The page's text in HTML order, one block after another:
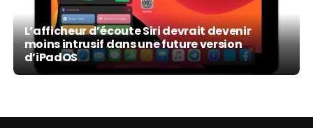
L’afficheur d’écoute Siri devrait devenir
moins intrusif dans une future version
d’iPadOS